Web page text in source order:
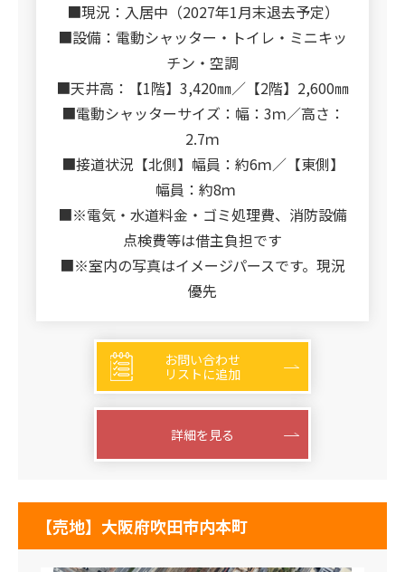
■現況：入居中（2027年1月末退去予定）
■設備：電動シャッター・トイレ・ミニキッ
チン・空調
■天井高：【1階】3,420㎜／【2階】2,600㎜
■電動シャッターサイズ：幅：3ｍ／高さ：
2.7ｍ
■接道状況【北側】幅員：約6ｍ／【東側】
幅員：約8ｍ
■※電気・水道料金・ゴミ処理費、消防設備
点検費等は借主負担です
■※室内の写真はイメージパースです。現況
優先
お問い合わせ
リストに追加
詳細を見る
【売地】大阪府吹田市内本町